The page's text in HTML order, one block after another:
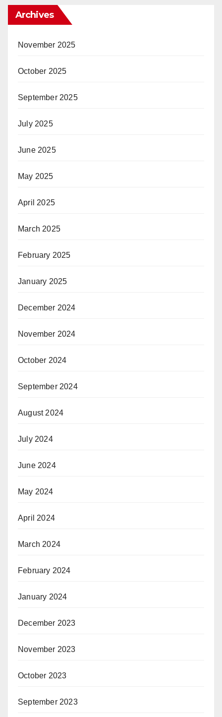
Archives
November 2025
October 2025
September 2025
July 2025
June 2025
May 2025
April 2025
March 2025
February 2025
January 2025
December 2024
November 2024
October 2024
September 2024
August 2024
July 2024
June 2024
May 2024
April 2024
March 2024
February 2024
January 2024
December 2023
November 2023
October 2023
September 2023